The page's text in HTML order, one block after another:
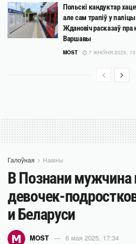
Польскі кандуктар
але сам трапіў у
Ждановіч расказаў пра
Варшавы
MOST 7 ЖНІЎНЯ 2026,
Галоўная Навіны
В Познани мужчина
девочек-
и Беларуси
MOST 6 мая 2025, 17:34